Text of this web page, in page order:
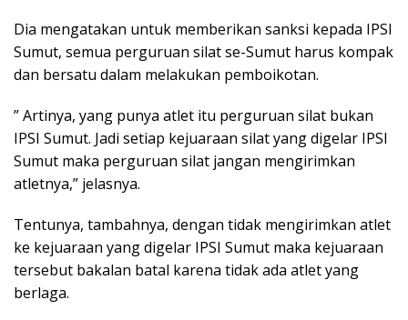
Dia mengatakan untuk memberikan sanksi kepada IPSI
Sumut, semua perguruan silat se-Sumut harus kompak
dan bersatu dalam melakukan pemboikotan.
” Artinya, yang punya atlet itu perguruan silat bukan
IPSI Sumut. Jadi setiap kejuaraan silat yang digelar IPSI
Sumut maka perguruan silat jangan mengirimkan
atletnya,” jelasnya.
Tentunya, tambahnya, dengan tidak mengirimkan atlet
ke kejuaraan yang digelar IPSI Sumut maka kejuaraan
tersebut bakalan batal karena tidak ada atlet yang
berlaga.